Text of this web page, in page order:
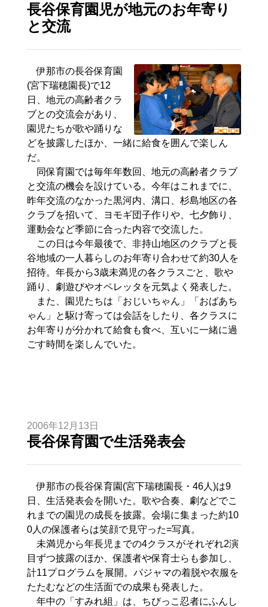
長谷保育園児が地元のお年寄り
と交流
伊那市の長谷保育園
(宮下瑞穂園長)で12
日、地元の高齢者クラ
ブとの交流会があり、
園児たちが歌や踊りな
どを披露したほか、一緒に給食を囲んで楽しん
だ。
同保育園では毎年年数回、地元の高齢者クラブ
と交流の機会を設けている。今年はこれまでに、
昨年交流のなかった黒河内、溝口、杉島地区の各
クラブを招いて、ヨモギ団子作りや、七夕飾り、
運動会など季節に合った内容で交流した。
この日は今年最後で、非持山地区のクラブと長
谷地域の一人暮らしのお年寄り合わせて約30人を
招待。年長から3歳未満児の各クラスごと、歌や
踊り、劇遊びやオペレッタを元気よく発表した。
また、園児たちは「おじいちゃん」「おばあち
ゃん」と駆け寄っては会話をしたり、各クラスに
お年寄りが分かれて給食も食べ、互いに一緒に過
ごす時間を楽しんでいた。
2006年12月13日
長谷保育園で生活発表会
伊那市の長谷保育園(宮下瑞穂園長・46人)は9
日、生活発表会を開いた。歌や合奏、劇などでこ
れまでの園児の成長を披露。会場に集まった約10
0人の保護者らは笑顔で見守った=写真。
未満児から年長児までの4クラスがそれぞれ2演
目ずつ披露のほか、保護者や保育士らも参加し、
計11プログラムを展開。パジャマの着脱や衣服を
たたむなどの生活面での成果も発表した。
年中の「すみれ組」は、ちびっこ忍者にふんし